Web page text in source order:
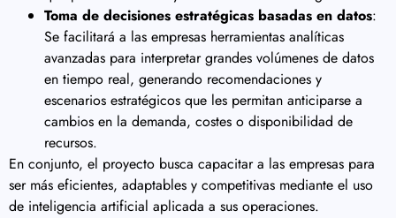
Toma de decisiones estratégicas basadas en datos:
Se facilitará a las empresas herramientas analíticas
avanzadas para interpretar grandes volúmenes de datos
en tiempo real, generando recomendaciones y
escenarios estratégicos que les permitan anticiparse a
cambios en la demanda, costes o disponibilidad de
recursos.
En conjunto, el proyecto busca capacitar a las empresas para
ser más eficientes, adaptables y competitivas mediante el uso
de inteligencia artificial aplicada a sus operaciones.